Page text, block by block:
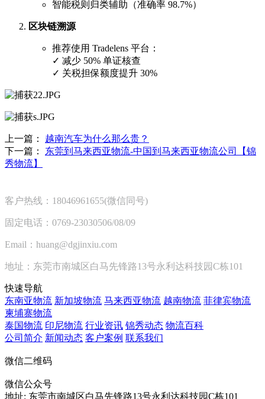
智能税则归类辅助（准确率 98.7%）
区块链溯源
推荐使用 Tradelens 平台：
✓ 减少 50% 单证核查
✓ 关税担保额度提升 30%
上一篇： 越南汽车为什么那么贵？
下一篇： 东莞到马来西亚物流-中国到马来西亚物流公司【锦
秀物流】
客户热线：18046961655(微信同号)
固定电话：0769-23030506/08/09
Email：huang@dgjinxiu.com
地址：东莞市南城区白马先锋路13号永利达科技园C栋101
快速导航
东南亚物流 新加坡物流 马来西亚物流 越南物流 菲律宾物流
柬埔寨物流
泰国物流 印尼物流 行业资讯 锦秀动态 物流百科
公司简介 新闻动态 客户案例 联系我们
微信二维码
微信公众号
地址: 东莞市南城区白马先锋路13号永利达科技园C栋101